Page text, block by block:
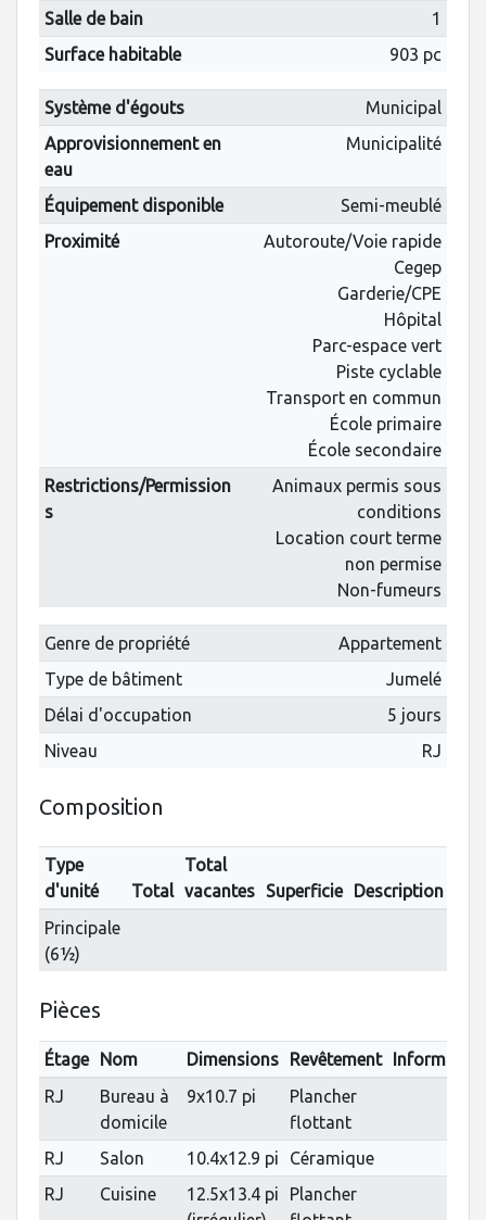
Salle de bain
1
Surface habitable
903 pc
Système d'égouts
Municipal
Approvisionnement en
eau
Municipalité
Équipement disponible
Semi-meublé
Proximité
Autoroute/Voie rapide
Cegep
Garderie/CPE
Hôpital
Parc-espace vert
Piste cyclable
Transport en commun
École primaire
École secondaire
Restrictions/Permission
s
Animaux permis sous
conditions
Location court terme
non permise
Non-fumeurs
Genre de propriété
Appartement
Type de bâtiment
Jumelé
Délai d'occupation
5 jours
Niveau
RJ
Composition
Type
d'unité
Total
Total
vacantes Superficie
Description
Principale
(6½)
Pièces
Étage Nom Dimensions Revêtement
RJ
Bureau à
domicile
9x10.7 pi
Plancher
flottant
RJ
Salon 10.4x12.9 pi
Céramique
RJ
Cuisine
12.5x13.4 pi
Plancher